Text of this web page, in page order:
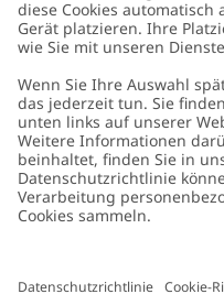
Kontaktieren Sie uns
FAQ
Barrierefreiheit
Datenschutzrichtlinie
Cookie-Richtlinie
Über uns
Über Newbie
Nachhaltigkeit
Impressum
Presse
Germany
Cookies